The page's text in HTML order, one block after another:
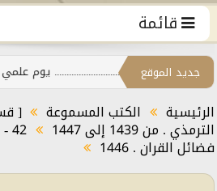
قائمة
جديد الموقع
..................................................... يوم علمي
الرئيسية الكتب المسموعة [
الترمذي . من 1439 إلى 1447
فضائل القران . 1446